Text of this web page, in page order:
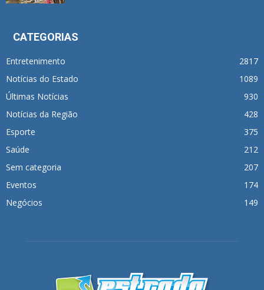
CATEGORIAS
Entretenimento
2817
Notícias do Estado
1089
Últimas Notícias
930
Notícias da Região
428
Esporte
375
Saúde
212
Sem categoria
207
Eventos
174
Negócios
149